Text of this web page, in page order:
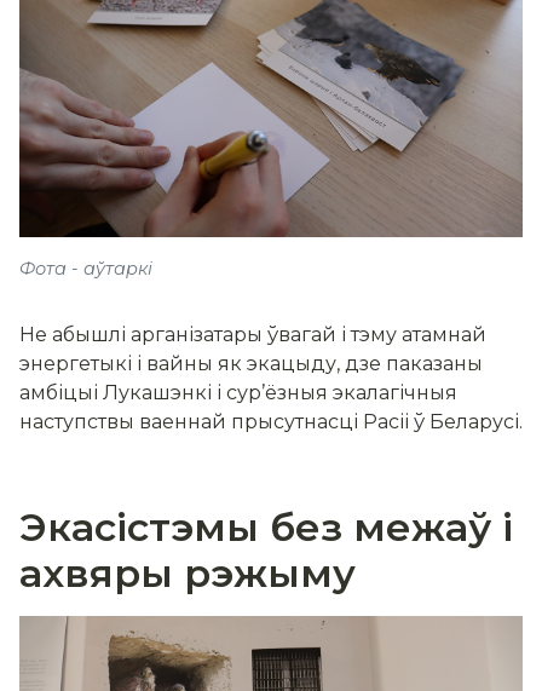
Фота - аўтаркі
Не абышлі арганізатары ўвагай і тэму атамнай
энергетыкі і вайны як экацыду, дзе паказаны
амбіцыі Лукашэнкі і сур’ёзныя экалагічныя
наступствы ваеннай прысутнасці Расіі ў Беларусі.
Экасістэмы без межаў і
ахвяры рэжыму